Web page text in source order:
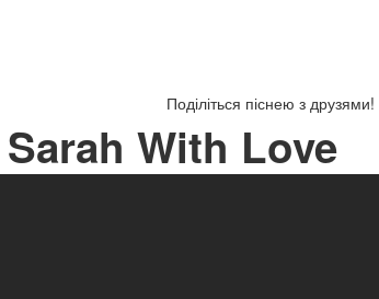
Поділіться піснею з друзями!
With Love